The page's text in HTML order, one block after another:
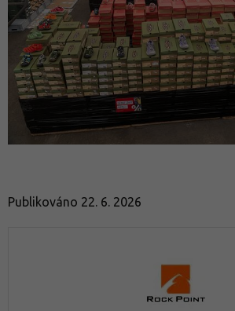
Publikováno 22. 6. 2026